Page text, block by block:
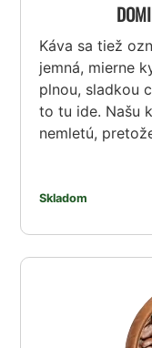
Káva sa tiež
jemná, mierne
plnou, sladkou
to tu ide. Našu
nemletú,
Skladom